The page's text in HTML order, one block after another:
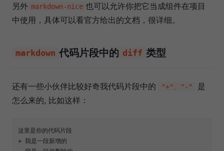
另外 markdown-nice 也可以允许你把它当成组件在项目
中使用，具体可以看官方给出的文档，很详细。
markdown 代码片段中的 diff 类型
还有一些小伙伴比较好奇我代码片段中的 "+"、"-"
是
怎么来的, 比如这样：
这里是你的代码片段
+ 我是一段新增的